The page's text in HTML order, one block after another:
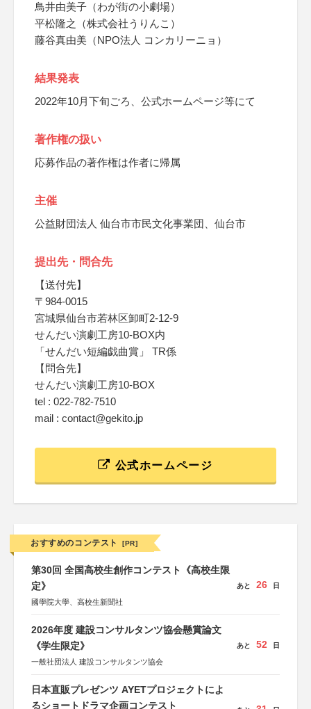
鳥井由美子（わが街の小劇場）
平松隆之（株式会社うりんこ）
藤谷真由美（NPO法人 コンカリーニョ）
結果発表
2022年10月下旬ごろ、公式ホームページ等にて
著作権の扱い
応募作品の著作権は作者に帰属
主催
公益財団法人 仙台市市民文化事業団、仙台市
提出先・問合先
【送付先】
〒984-0015
宮城県仙台市若林区卸町2-12-9
せんだい演劇工房10-BOX内
「せんだい短編戯曲賞」 TR係
【問合先】
せんだい演劇工房10-BOX
tel : 022-782-7510
mail : contact@gekito.jp
公式ホームページ
おすすめのコンテスト [PR]
第30回 全国高校生創作コンテスト《高校生限
定》
國學院大學、高校生新聞社
あと 26 日
2026年度 建設コンサルタンツ協会懸賞論文
《学生限定》
一般社団法人 建設コンサルタンツ協会
あと 52 日
日本直販プレゼンツ AYETプロジェクトによ
るショートドラマ企画コンテスト